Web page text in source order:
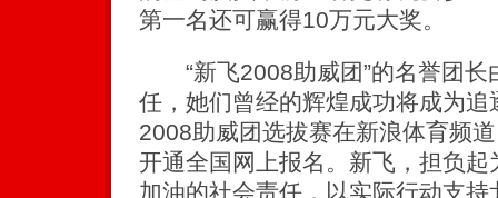
第一名还可赢得10万元大奖。
“新飞2008助威团”的名誉团长
任，她们曾经的辉煌成功将成为
2008助威团选拔赛在新浪体育频
开通全国网上报名。新飞，担负
加油的社会责任，以实际行动支